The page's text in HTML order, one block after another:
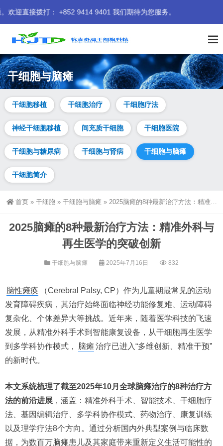
+852 9414 9401 我们期待为您服务。
干细胞与脑瘫
干细胞移植 干细胞治疗 干细胞疗法
神经干细胞移植 间充质干细胞 干细胞医院
干细胞与糖尿病 干细胞与肾病 干细胞与脑瘫
干细胞简介
首页 » 干细胞 » 干细胞与脑瘫 » 2025脑瘫的8种最新治疗方法：精准外科与再生医学的突破创新
2025脑瘫的8种最新治疗方法：精准外科与
再生医学的突破创新
干细胞与脑瘫 2025年7月16日 832
脑性瘫痪
（Cerebral Palsy, CP）作为儿童期最常见的运动
发育障碍疾病，其治疗始终面临神经功能修复难、运动障碍
复杂化、个体差异大等挑战。近年来，随着医学科技的飞速
发展，从精准外科手术到智能康复设备，从干细胞再生医学
到多学科协作模式，
脑瘫 治疗已进入“多维创新、精准干预”
的新时代。
本文系统梳理了截至2025年10月全球脑瘫治疗的8种治疗方
法的前沿进展 ，涵盖：精准外科手术、智能技术、干细胞疗
法、基因编辑治疗、多学科协作模式、药物治疗、康复训练
以及理学疗法8个方向。通过分析国内外典型案例与临床数
据，为数百万脑瘫患儿及其家庭带来重新定义生活可能性的